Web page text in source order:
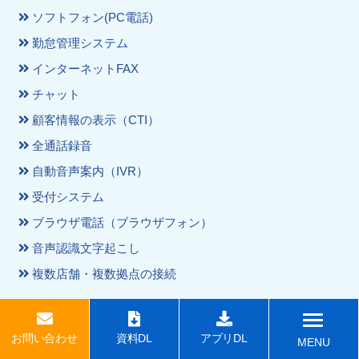
ソフトフォン(PC電話)
勤怠管理システム
インターネットFAX
チャット
顧客情報の表示（CTI）
全通話録音
自動音声案内（IVR）
受付システム
ブラウザ電話（ブラウザフォン）
音声認識文字起こし
複数店舗・複数拠点の接続
オプション
ファイルサーバー「MOT/DX Server」
お問い合わせ 資料DL アプリDL MENU